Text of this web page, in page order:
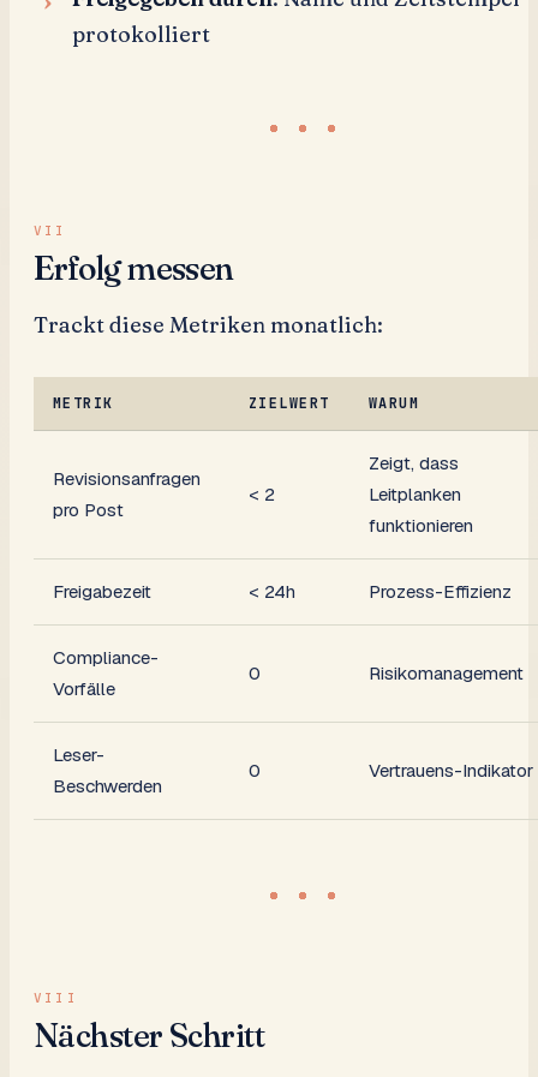
protokolliert
Erfolg messen
Trackt diese Metriken monatlich:
METRIK ZIELWERT WARUM
Revisionsanfragen
pro Post
< 2
Zeigt, dass
Leitplanken
funktionieren
Freigabezeit < 24h Prozess-Effizienz
Compliance-
Vorfälle
0 Risikomanagement
Leser-
Beschwerden
0 Vertrauens-Indikator
Nächster Schritt